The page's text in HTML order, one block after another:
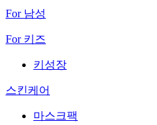
For 남성
For 키즈
키성장
스킨케어
마스크팩